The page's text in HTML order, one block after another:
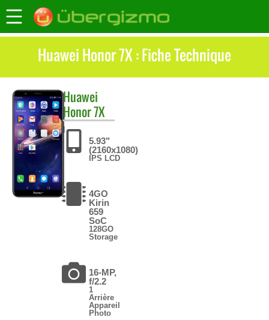
Huawei Honor 7X : Fiche Technique
Huawei
Honor 7X
5.93"
(2160x1080)
IPS LCD
4GO
Kirin
659
SoC
128GO
Storage
16-MP,
f/2.2
1
Arrière
Appareil
Photo